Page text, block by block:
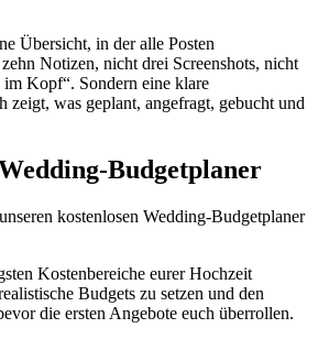
Übersicht, in der alle Posten
Notizen, nicht drei Screenshots, nicht
im Kopf“. Sondern eine klare
zeigt, was geplant, angefragt, gebucht und
Budgetplaner
kostenlosen Wedding-Budgetplaner
Kostenbereiche eurer Hochzeit
Budgets zu setzen und den
die ersten Angebote euch überrollen.